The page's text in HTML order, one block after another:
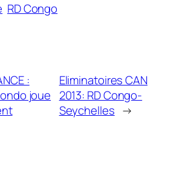
RD Congo
:
joue
Eliminatoires CAN
2013: RD Congo-
Seychelles →